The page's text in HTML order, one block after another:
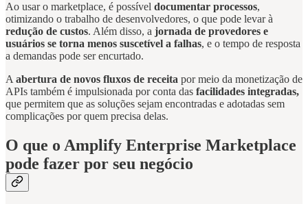
Ao usar o marketplace, é possível documentar processos,
otimizando o trabalho de desenvolvedores, o que pode levar à
redução de custos. Além disso, a jornada de provedores e
usuários se torna menos suscetível a falhas, e o tempo de resposta
a demandas pode ser encurtado.
A abertura de novos fluxos de receita por meio da monetização de
APIs também é impulsionada por conta das facilidades integradas,
que permitem que as soluções sejam encontradas e adotadas sem
complicações por quem precisa delas.
O que o Amplify Enterprise Marketplace
pode fazer por seu negócio